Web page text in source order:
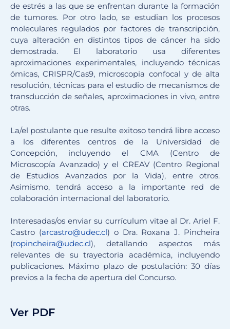
de estrés a las que se enfrentan durante la formación
de tumores. Por otro lado, se estudian los procesos
moleculares regulados por factores de transcripción,
cuya alteración en distintos tipos de cáncer ha sido
demostrada. El laboratorio usa diferentes
aproximaciones experimentales, incluyendo técnicas
ómicas, CRISPR/Cas9, microscopia confocal y de alta
resolución, técnicas para el estudio de mecanismos de
transducción de señales, aproximaciones in vivo, entre
otras.
La/el postulante que resulte exitoso tendrá libre acceso
a los diferentes centros de la Universidad de
Concepción, incluyendo el CMA (Centro de
Microscopía Avanzado) y el CREAV (Centro Regional
de Estudios Avanzados por la Vida), entre otros.
Asimismo, tendrá acceso a la importante red de
colaboración internacional del laboratorio.
Interesadas/os enviar su currículum vitae al Dr. Ariel F.
Castro (arcastro@udec.cl) o Dra. Roxana J. Pincheira
(ropincheira@udec.cl), detallando aspectos más
relevantes de su trayectoria académica, incluyendo
publicaciones. Máximo plazo de postulación: 30 días
previos a la fecha de apertura del Concurso.
Ver PDF